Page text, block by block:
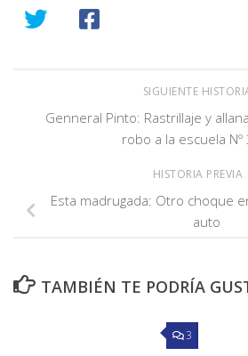
SIGUIENTE
Genneral Pinto: Rastrillaje y
robo a la escuela Nº
HISTORIA PREVIA
Esta madrugada: Otro choque
auto
TAMBIÉN TE PODRÍA
3